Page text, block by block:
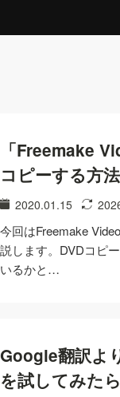
「Freemake
コピーする方法
2020.01.15
今回はFreemake
説します。DVDコピ
いるかと…
Google翻訳よ
を試してみた